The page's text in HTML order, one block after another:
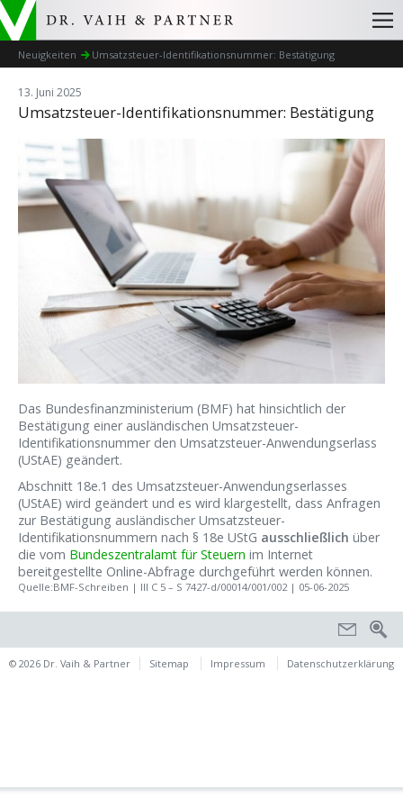
Neuigkeiten Umsatzsteuer-Identifikationsnummer: Bestätigung
13. Juni 2025
Umsatzsteuer-Identifikationsnummer: Bestätigung
Das Bundesfinanzministerium (BMF) hat hinsichtlich der
Bestätigung einer ausländischen Umsatzsteuer-
Identifikationsnummer den Umsatzsteuer-Anwendungserlass
(UStAE) geändert.
Abschnitt 18e.1 des Umsatzsteuer-Anwendungserlasses
(UStAE) wird geändert und es wird klargestellt, dass Anfragen
zur Bestätigung ausländischer Umsatzsteuer-
Identifikationsnummern nach § 18e UStG ausschließlich über
die vom Bundeszentralamt für Steuern im Internet
bereitgestellte Online-Abfrage durchgeführt werden können.
Quelle:BMF-Schreiben | III C 5 – S 7427-d/00014/001/002 | 05-06-2025
© 2026 Dr. Vaih & Partner Sitemap Impressum Datenschutzerklärung